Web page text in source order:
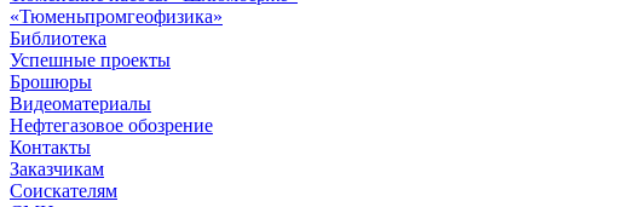
«Тюменьпромгеофизика»
Библиотека
Успешные проекты
Брошюры
Видеоматериалы
Нефтегазовое обозрение
Контакты
Заказчикам
Соискателям